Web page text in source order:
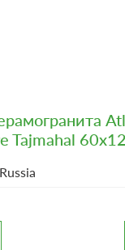
Tajmahal